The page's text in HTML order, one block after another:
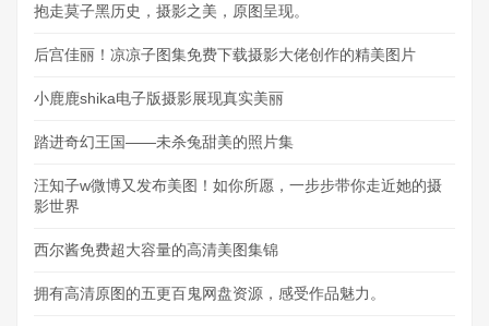
抱走莫子黑历史，摄影之美，原图呈现。
后宫佳丽！凉凉子图集免费下载摄影大佬创作的精美图片
小鹿鹿shika电子版摄影展现真实美丽
踏进奇幻王国——未杀兔甜美的照片集
汪知子w微博又发布美图！如你所愿，一步步带你走近她的摄
影世界
西尔酱免费超大容量的高清美图集锦
拥有高清原图的五更百鬼网盘资源，感受作品魅力。